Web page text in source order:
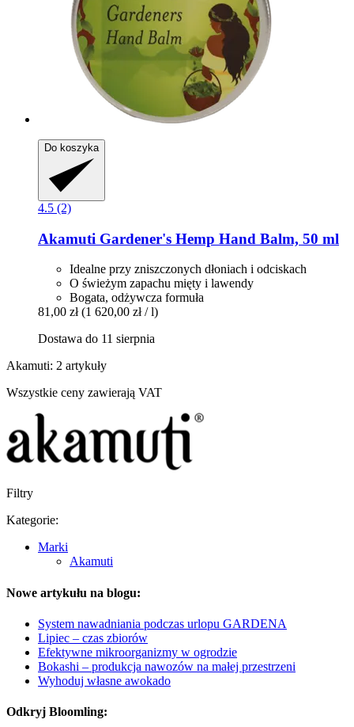
Do koszyka
4.5 (2)
Akamuti Gardener's Hemp Hand Balm, 50 ml
Idealne przy zniszczonych dłoniach i odciskach
O świeżym zapachu mięty i lawendy
Bogata, odżywcza formuła
81,00 zł (1 620,00 zł / l)
Dostawa do 11 sierpnia
Akamuti: 2 artykuły
Wszystkie ceny zawierają VAT
Filtry
Kategorie:
Marki
Akamuti
Nowe artykułu na blogu:
System nawadniania podczas urlopu GARDENA
Lipiec – czas zbiorów
Efektywne mikroorganizmy w ogrodzie
Bokashi – produkcja nawozów na małej przestrzeni
Wyhoduj własne awokado
Odkryj Bloomling: